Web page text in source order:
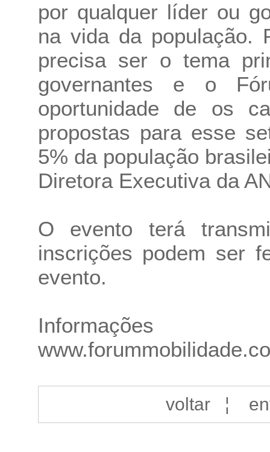
por qualquer líder ou
na vida da população.
precisa ser o tema
governantes e o
oportunidade de os
propostas para esse
5% da população
Diretora Executiva da
O evento terá
inscrições podem ser
evento.
voltar¦